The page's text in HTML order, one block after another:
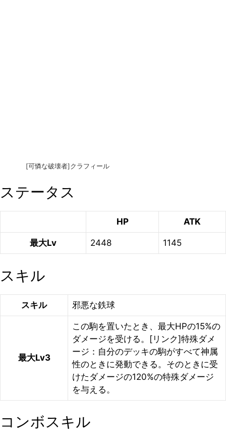
[可憐な破壊者]クラフィール
ステータス
HP ATK
最大Lv 2448 1145
スキル
スキル 邪悪な鉄球
最大Lv3
この駒を置いたとき、最大HPの15%の
ダメージを受ける。[リンク]特殊ダメ
ージ：自分のデッキの駒がすべて神属
性のときに発動できる。そのときに受
けたダメージの120%の特殊ダメージ
を与える。
コンボスキル